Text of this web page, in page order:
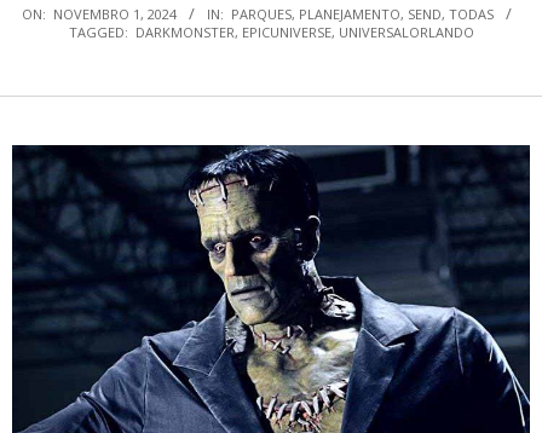
ON: NOVEMBRO 1, 2024 IN: PARQUES, PLANEJAMENTO, SEND, TODAS
TAGGED: DARKMONSTER, EPICUNIVERSE, UNIVERSALORLANDO